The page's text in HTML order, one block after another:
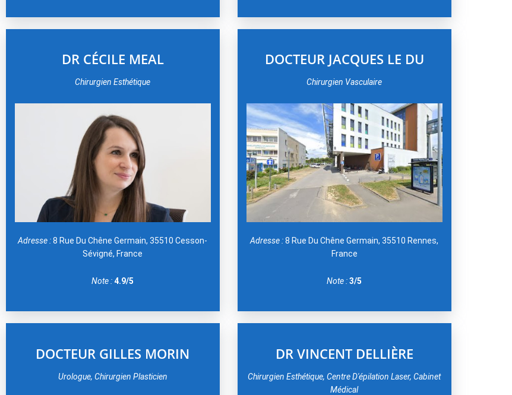
DR CÉCILE MEAL
Chirurgien Esthétique
Adresse :8 Rue Du Chêne Germain, 35510 Cesson-
Sévigné, France
Note : 4.9/5
DOCTEUR JACQUES LE DU
Chirurgien Vasculaire
Adresse :8 Rue Du Chêne Germain, 35510 Rennes,
France
Note : 3/5
DOCTEUR GILLES MORIN
Urologue, Chirurgien Plasticien
DR VINCENT DELLIÈRE
Chirurgien Esthétique, Centre D'épilation Laser, Cabinet
Médical